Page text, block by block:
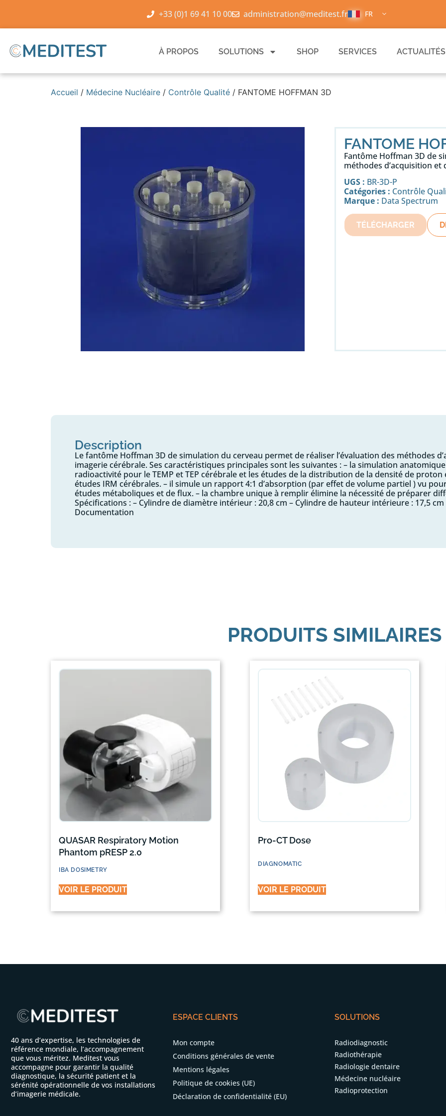
+33 (0)1 69 41 10 00 administration@meditest.fr FR
À PROPOS SOLUTIONS SHOP SERVICES ACTUALITÉS
Accueil / Médecine Nucléaire / Contrôle Qualité / FANTOME HOFFMAN 3D
FANTOME
Fantôme Hoffman 3D de
méthodes d’acquisition
UGS : BR-3D-P
Catégories : Contrôle
Marque : Data Spectrum
TÉLÉCHARGER
Description
Le fantôme Hoffman 3D de simulation du cerveau permet de réaliser l’évaluation des méthodes
imagerie cérébrale. Ses caractéristiques principales sont les suivantes : – la simulation
radioactivité pour le TEMP et TEP cérébrale et les études de la distribution de la densité de
études IRM cérébrales. – il simule un rapport 4:1 d’absorption (par effet de volume partiel ) vu
études métaboliques et de flux. – la chambre unique à remplir élimine la nécessité de préparer
Spécifications : – Cylindre de diamètre intérieur : 20,8 cm – Cylindre de hauteur intérieure : 17,5
Documentation
PRODUITS SIMILAIRES
QUASAR Respiratory Motion
Phantom pRESP 2.0
IBA DOSIMETRY
VOIR LE PRODUIT
Pro-CT Dose
DIAGNOMATIC
VOIR LE PRODUIT
40 ans d’expertise, les technologies de
référence mondiale, l’accompagnement
que vous méritez. Meditest vous
accompagne pour garantir la qualité
diagnostique, la sécurité patient et la
sérénité opérationnelle de vos installations
d’imagerie médicale.
ESPACE CLIENTS
Mon compte
Conditions générales de vente
Mentions légales
Politique de cookies (UE)
Déclaration de confidentialité (EU)
SOLUTIONS
Radiodiagnostic
Radiothérapie
Radiologie dentaire
Médecine nucléaire
Radioprotection